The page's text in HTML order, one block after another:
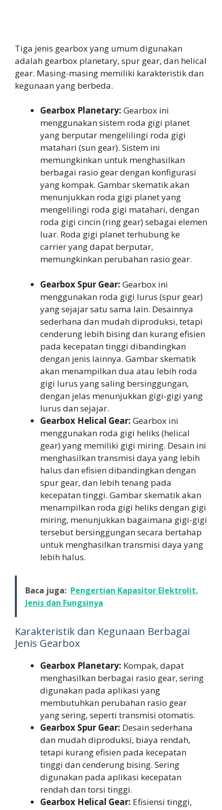
Tiga jenis gearbox yang umum digunakan
adalah gearbox planetary, spur gear, dan helical
gear. Masing-masing memiliki karakteristik dan
kegunaan yang berbeda.
Gearbox Planetary: Gearbox ini
menggunakan sistem roda gigi planet
yang berputar mengelilingi roda gigi
matahari (sun gear). Sistem ini
memungkinkan untuk menghasilkan
berbagai rasio gear dengan konfigurasi
yang kompak. Gambar skematik akan
menunjukkan roda gigi planet yang
mengelilingi roda gigi matahari, dengan
roda gigi cincin (ring gear) sebagai elemen
luar. Roda gigi planet terhubung ke
carrier yang dapat berputar,
memungkinkan perubahan rasio gear.
Gearbox Spur Gear: Gearbox ini
menggunakan roda gigi lurus (spur gear)
yang sejajar satu sama lain. Desainnya
sederhana dan mudah diproduksi, tetapi
cenderung lebih bising dan kurang efisien
pada kecepatan tinggi dibandingkan
dengan jenis lainnya. Gambar skematik
akan menampilkan dua atau lebih roda
gigi lurus yang saling bersinggungan,
dengan jelas menunjukkan gigi-gigi yang
lurus dan sejajar.
Gearbox Helical Gear: Gearbox ini
menggunakan roda gigi heliks (helical
gear) yang memiliki gigi miring. Desain ini
menghasilkan transmisi daya yang lebih
halus dan efisien dibandingkan dengan
spur gear, dan lebih tenang pada
kecepatan tinggi. Gambar skematik akan
menampilkan roda gigi heliks dengan gigi
miring, menunjukkan bagaimana gigi-gigi
tersebut bersinggungan secara bertahap
untuk menghasilkan transmisi daya yang
lebih halus.
Baca juga: Pengertian Kapasitor Elektrolit,
Jenis dan Fungsinya
Karakteristik dan Kegunaan Berbagai
Jenis Gearbox
Gearbox Planetary: Kompak, dapat
menghasilkan berbagai rasio gear, sering
digunakan pada aplikasi yang
membutuhkan perubahan rasio gear
yang sering, seperti transmisi otomatis.
Gearbox Spur Gear: Desain sederhana
dan mudah diproduksi, biaya rendah,
tetapi kurang efisien pada kecepatan
tinggi dan cenderung bising. Sering
digunakan pada aplikasi kecepatan
rendah dan torsi tinggi.
Gearbox Helical Gear: Efisiensi tinggi,